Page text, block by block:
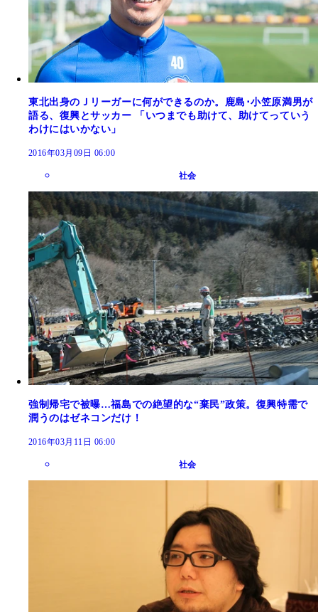
東北出身のＪリーガーに何ができるのか。鹿島･小笠原満男が
語る、復興とサッカー 「いつまでも助けて、助けてっていう
わけにはいかない」
2016年03月09日 06:00
社会
強制帰宅で被曝…福島での絶望的な“棄民”政策。復興特需で
潤うのはゼネコンだけ！
2016年03月11日 06:00
社会